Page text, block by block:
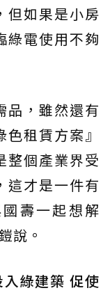
但如果是小房
綠電使用不夠
品，雖然還有
租賃方案』
整個產業界受
這才是一件有
壽一起想解
說。
綠建築 促使